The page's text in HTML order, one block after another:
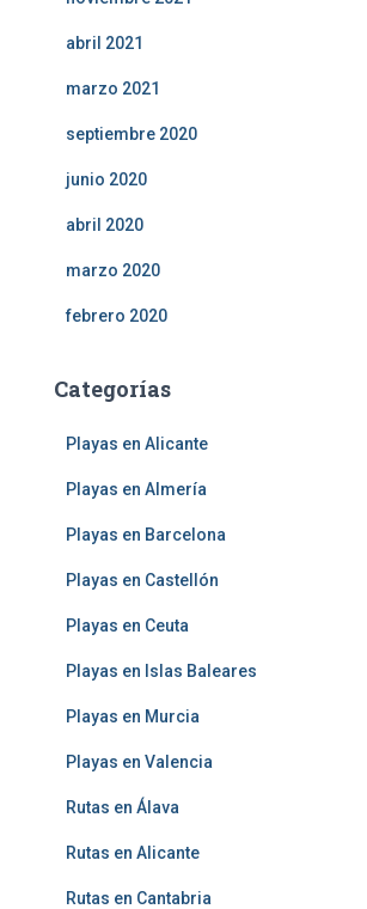
abril 2021
marzo 2021
septiembre 2020
junio 2020
abril 2020
marzo 2020
febrero 2020
Categorías
Playas en Alicante
Playas en Almería
Playas en Barcelona
Playas en Castellón
Playas en Ceuta
Playas en Islas Baleares
Playas en Murcia
Playas en Valencia
Rutas en Álava
Rutas en Alicante
Rutas en Cantabria